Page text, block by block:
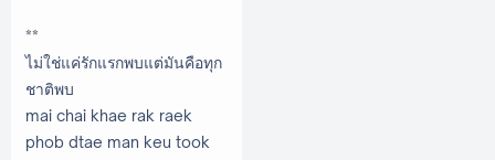
**
ไม่ใช่แค่รักแรกพบแต่มันคือทุก
ชาติพบ
mai chai khae rak raek
phob dtae man keu took